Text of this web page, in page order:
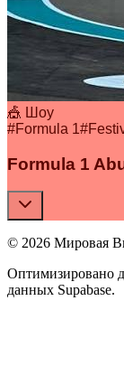
🎪 Шоу
#Formula 1#
Formula 1
© 2026 Мировая
Оптимизировано
данных Supabase.